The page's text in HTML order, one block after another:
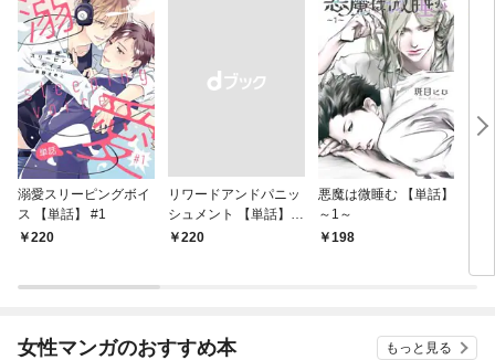
溺愛スリーピングボイ
ス 【単話】 #1
220
リワードアンドパニッ
シュメント 【単話】
第1話
￥220
悪魔は微睡む 【単話】
～1～
198
女性マンガのおすすめ本 もっと見る